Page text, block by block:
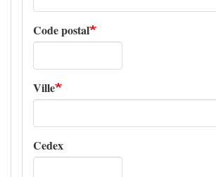
Code postal
Ville
Cedex